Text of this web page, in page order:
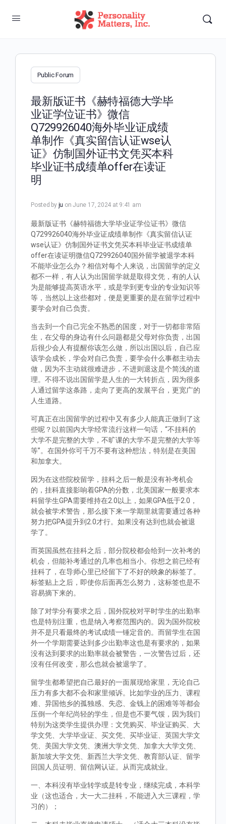
Public Forum
最新版证书《赫特福德大学毕
业证学位证书》微信
Q729926040海外毕业证成绩
单制作《真实留信认证wse认
证》仿制国外证书文凭买本科
毕业证书成绩单offer在读证
明
Posted by ju on June 17, 2024 at 9:41 am
最新版证书《赫特福德大学毕业证学位证书》微信
Q729926040海外毕业证成绩单制作《真实留信认证
wse认证》仿制国外证书文凭买本科毕业证书成绩单
offer在读证明微信Q729926040国外留学被退学本科
不能毕业怎么办？相信对每个人来说，出国留学的定义
都不一样，有人认为出国留学就是取得文凭，有的人认
为是能够提高英语水平，或是学到更专业的专业知识等
等，当然以上这些都对，便是更重要的是在留学过程中
要学会对自己负责。
当去到一个自己完全不熟悉的国度，对于一切都非常陌
生，在父母的身边有什么问题都是父母对你负责，出国
后很少会人有提醒你该怎么做，所以出国以后，自己应
该学会成长，学会对自己负责，要学会什么事都主动去
做，因为不主动就很难进步，不进则退这是个简浅的道
理。不得不说出国留学是人生的一大转折点，因为很多
人通过留学这条路，走向了更高的发展平台，更宽广的
人生道路。
可真正在出国留学的过程中又有多少人能真正做到了这
些呢？以前国内大学经常流行这样一句话，“不挂科的
大学不是完整的大学，不旷课的大学不是完整的大学等
等”。在国外你可千万不要有这种想法，特别是在美国
和加拿大。
因为在这些院校留学，挂科之后一般是没有补考机会
的，挂科直接影响着GPA的分数，北美国家一般要求本
科留学生GPA需要维持在2.0以上，如果GPA低于2.0，
就会被学术警告，那么接下来一学期里就需要通过各种
努力把GPA提升到2.0才行。如果没有达到也就会被退
学了。
而英国虽然在挂科之后，部分院校都会给到一次补考的
机会，但能补考通过的几率也相当小。你想之前已经有
挂科了，在导师心里已经留下了不好的映象的标签了。
标签贴上之后，即使你后面再怎么努力，这标签也是不
容易摘下来的。
除了对学分有要求之后，国外院校对平时学生的出勤率
也是特别注重，也是纳入考察范围内的。因为国外院校
并不是只看最终的考试成绩一锤定音的。而留学生在国
外一个学期需要达到多少出勤率这也是有要求的，如果
没有达到要求的出勤率就会被警告，一次警告过后，还
没有任何改变，那么也就会被退学了。
留学生都希望把自己最好的一面展现给家里，无论自己
压力有多大都不会和家里倾诉。比如学业的压力、课程
难、异国他乡的孤独感、失恋、金钱上的困难等等都会
压倒一个年纪尚轻的学生，但是也不要气馁，因为我们
特别为这类学生提供办理：文凭购买、毕业证购买、大
学文凭、大学毕业证、买文凭、买毕业证、英国大学文
凭、美国大学文凭、澳洲大学文凭、加拿大大学文凭、
新加坡大学文凭、新西兰大学文凭、教育部认证、留学
回国人员证明、留信网认证。从而完成就业。
一、本科没有毕业转学或是转专业，继续完成，本科学
业（这也适合，大一大二挂科，不能进入大三课程，学
习的）；